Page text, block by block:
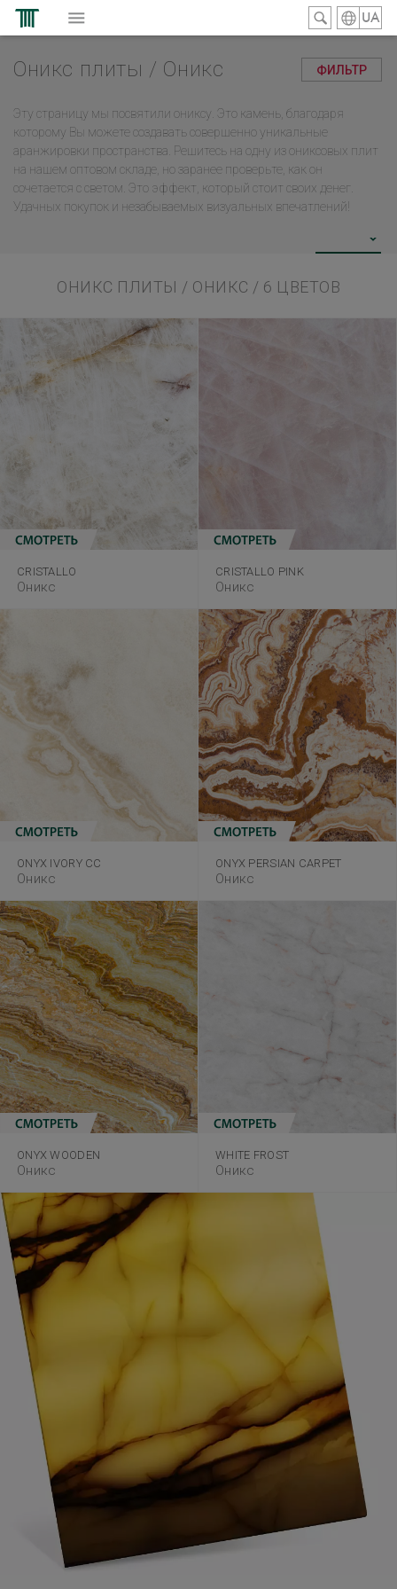
UA
Оникс плиты / Оникс ФИЛЬТР
Эту страницу мы посвятили ониксу. Это камень, благодаря
которому Вы можете создавать совершенно уникальные
аранжировки пространства. Pешитесь на одну из ониксовых плит
на нашем оптовом складе, но заранее проверьте, как он
сочетается с светом. Это эффект, который стоит своих денег.
Удачных покупок и незабываемых визуальных впечатлений!
ОНИКС ПЛИТЫ / ОНИКС / 6 ЦВЕТОВ
CRISTALLO
Оникс
CRISTALLO PINK
Оникс
ONYX IVORY CC
Оникс
ONYX PERSIAN CARPET
Оникс
ONYX WOODEN
Оникс
WHITE FROST
Оникс